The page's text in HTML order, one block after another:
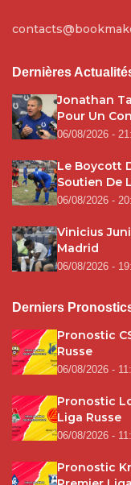
Dernières
Jonathan
Pour Un
06/08/2026 -
Le Boycott
Soutien De
06/08/2026 -
Vinicius
Madrid
06/08/2026 -
Derniers
Pronostic
Russe
06/08/2026 -
Pronostic
Liga Russe
06/08/2026 -
Pronostic